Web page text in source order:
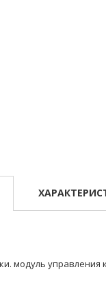
модуль управления